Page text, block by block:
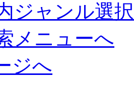
ジャンル選
メニューへ
ジへ